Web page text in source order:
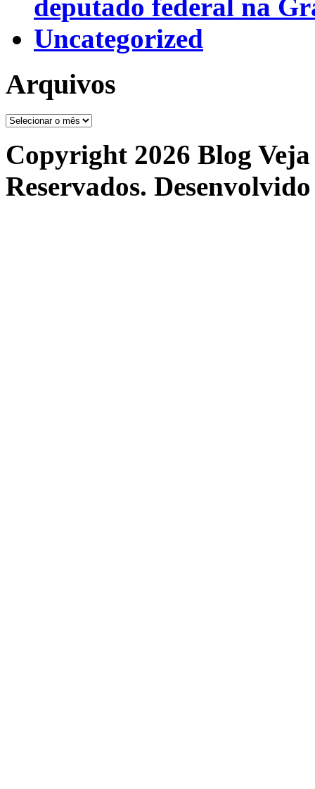
deputado federal na
Uncategorized
Arquivos
Arquivos
Copyright 2026 Blog
Reservados.